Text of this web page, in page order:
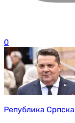
0
Република Српска